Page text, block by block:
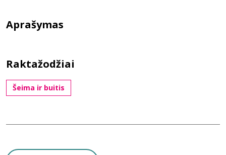
Aprašymas
Raktažodžiai
Šeima ir buitis